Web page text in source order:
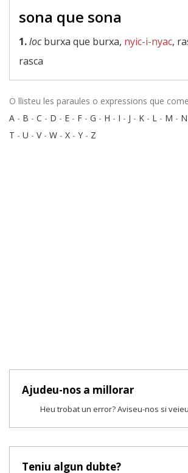
sona que sona
1.locburxa que burxa, nyic-i-nyac,
rasca
O llisteu les paraules o expressions que
A - B - C - D - E - F - G - H - I - J - K - L - M - N
T - U - V- W - X - Y - Z
Ajudeu-nos a millorar
Heu trobat un error? Aviseu-nos si
Teniu algun dubte?